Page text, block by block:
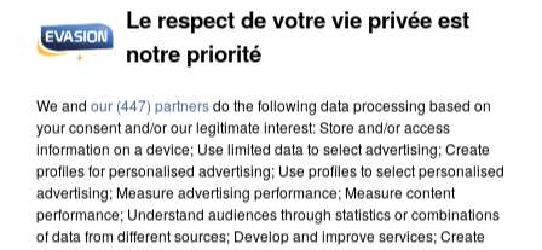
7 août 2026
Les données de 300 000 clients dérobées à
Intermarché après une...
Les données bancaires ne seraient pas
concernées.
Le respect de votre vie privée est
notre priorité
We and our (447) partnersdo the following data processing based on
your consent and/or our legitimate interest: Store and/or access
information on a device; Use limited data to select advertising; Create
profiles for personalised advertising; Use profiles to select personalised
advertising; Measure advertising performance; Measure content
performance; Understand audiences through statistics or combinations
of data from different sources; Develop and improve services; Create